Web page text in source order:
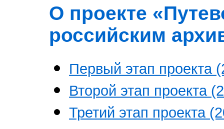
О проекте
российским
Первый этап проекта
Второй этап проекта
Третий этап проекта